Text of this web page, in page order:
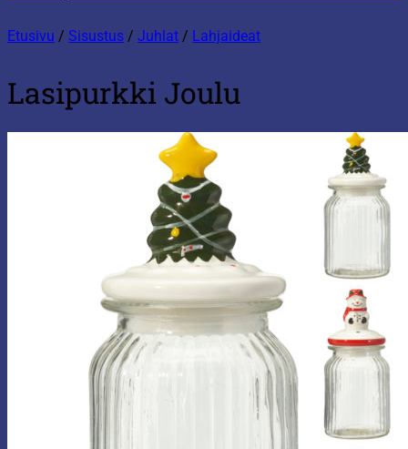
Etusivu / Sisustus / Juhlat / Lahjaideat
Lasipurkki Joulu